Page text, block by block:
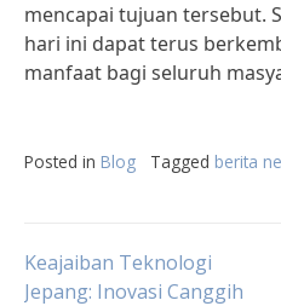
mencapai tujuan tersebut.
hari ini dapat terus
manfaat bagi seluruh
Posted in Blog Tagged berita
Post
Keajaiban Teknologi
Jepang: Inovasi Canggih